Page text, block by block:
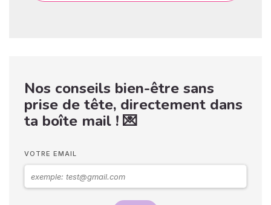
Nos conseils bien-être sans
prise de tête, directement dans
ta boîte mail ! 💌
VOTRE EMAIL